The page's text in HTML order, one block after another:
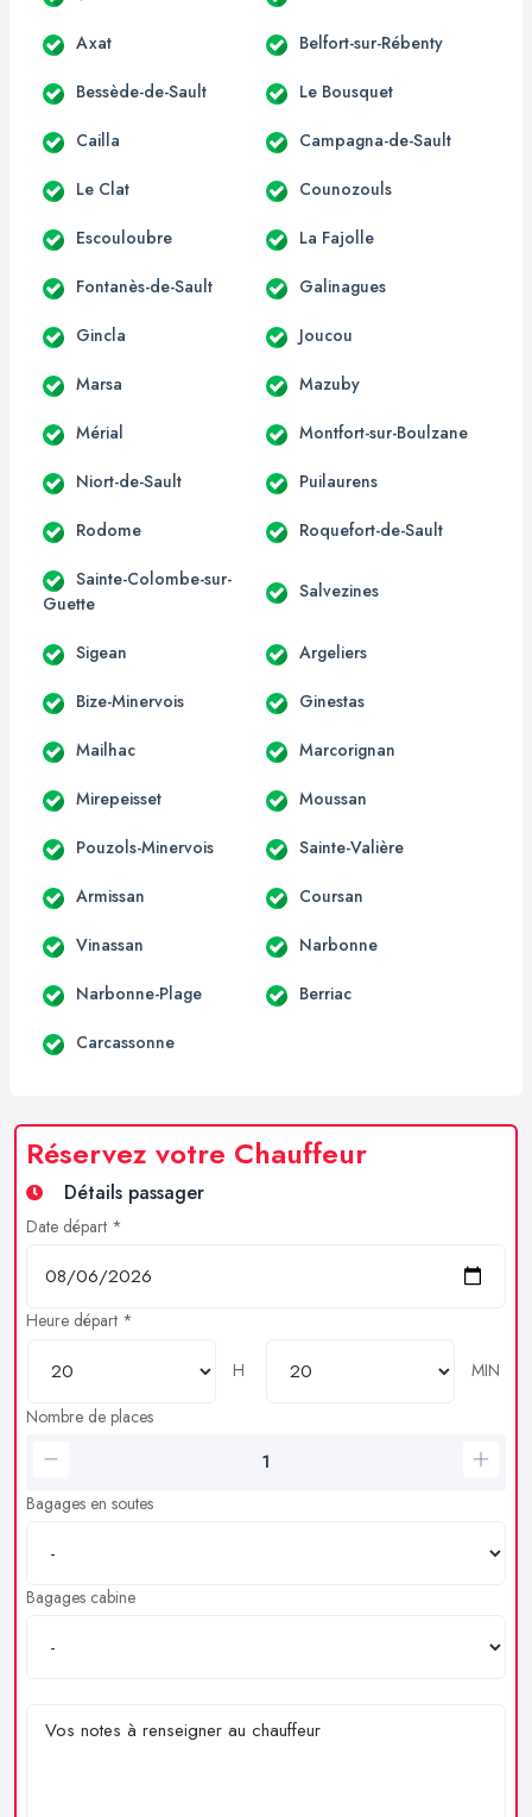
Axat Belfort-sur-Rébenty
Bessède-de-Sault Le Bousquet
Cailla Campagna-de-Sault
Le Clat Counozouls
Escouloubre La Fajolle
Fontanès-de-Sault Galinagues
Gincla Joucou
Marsa Mazuby
Mérial Montfort-sur-Boulzane
Niort-de-Sault Puilaurens
Rodome Roquefort-de-Sault
Sainte-Colombe-sur-
Guette
Salvezines
Sigean Argeliers
Bize-Minervois Ginestas
Mailhac Marcorignan
Mirepeisset Moussan
Pouzols-Minervois Sainte-Valière
Armissan Coursan
Vinassan Narbonne
Narbonne-Plage Berriac
Carcassonne
Réservez votre Chauffeur
Détails passager
Date départ *
Heure départ *
H
MIN
Nombre de places
Bagages en soutes
Bagages cabine